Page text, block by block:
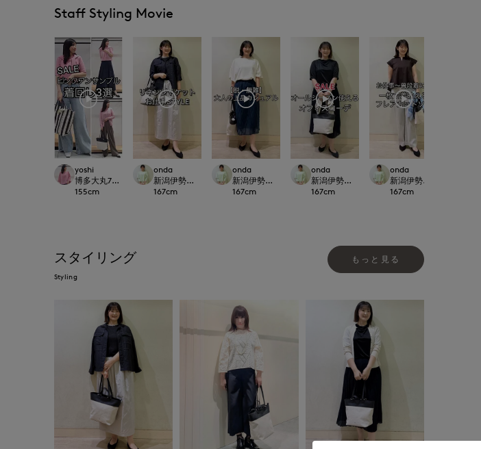
Staff Styling Movie
yoshi
博多大丸7-IDconcept.
155cm
onda
新潟伊勢丹7-IDconcept.
167cm
onda
新潟伊勢丹7-IDconcept.
167cm
onda
新潟伊勢丹7-IDconcept.
167cm
onda
新潟伊勢丹7-IDconcept.
167cm
スタイリング
Styling
もっと見る